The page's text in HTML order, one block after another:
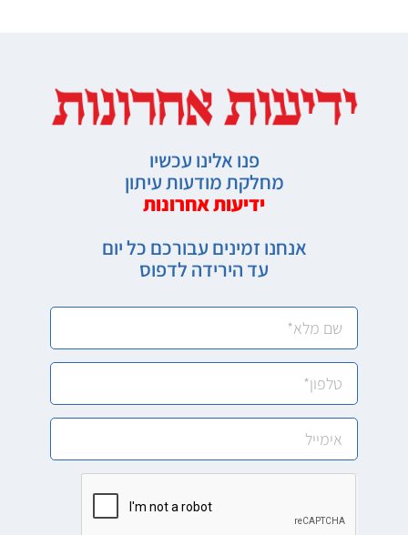
פנו אלינו עכשיו
מחלקת מודעות עיתון
ידיעות אחרונות
אנחנו זמינים עבורכם כל יום
עד הירידה לדפוס